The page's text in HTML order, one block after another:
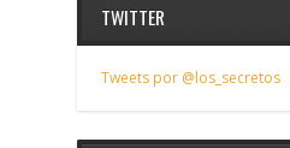
TWITTER
Tweets por @los_secretos